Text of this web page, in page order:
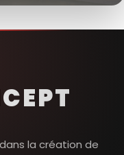
la création de